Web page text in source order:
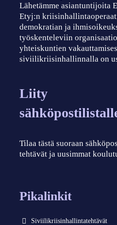
Lähetämme asiantuntijoita
Etyj:n
demokratian ja
työskenteleviin
yhteiskuntien
siviilikriisinhallinnalla on
Liity
Tilaa tästä suoraan
tehtävät ja uusimmat
Pikalinkit
Siviilikriisinhallintatehtävät